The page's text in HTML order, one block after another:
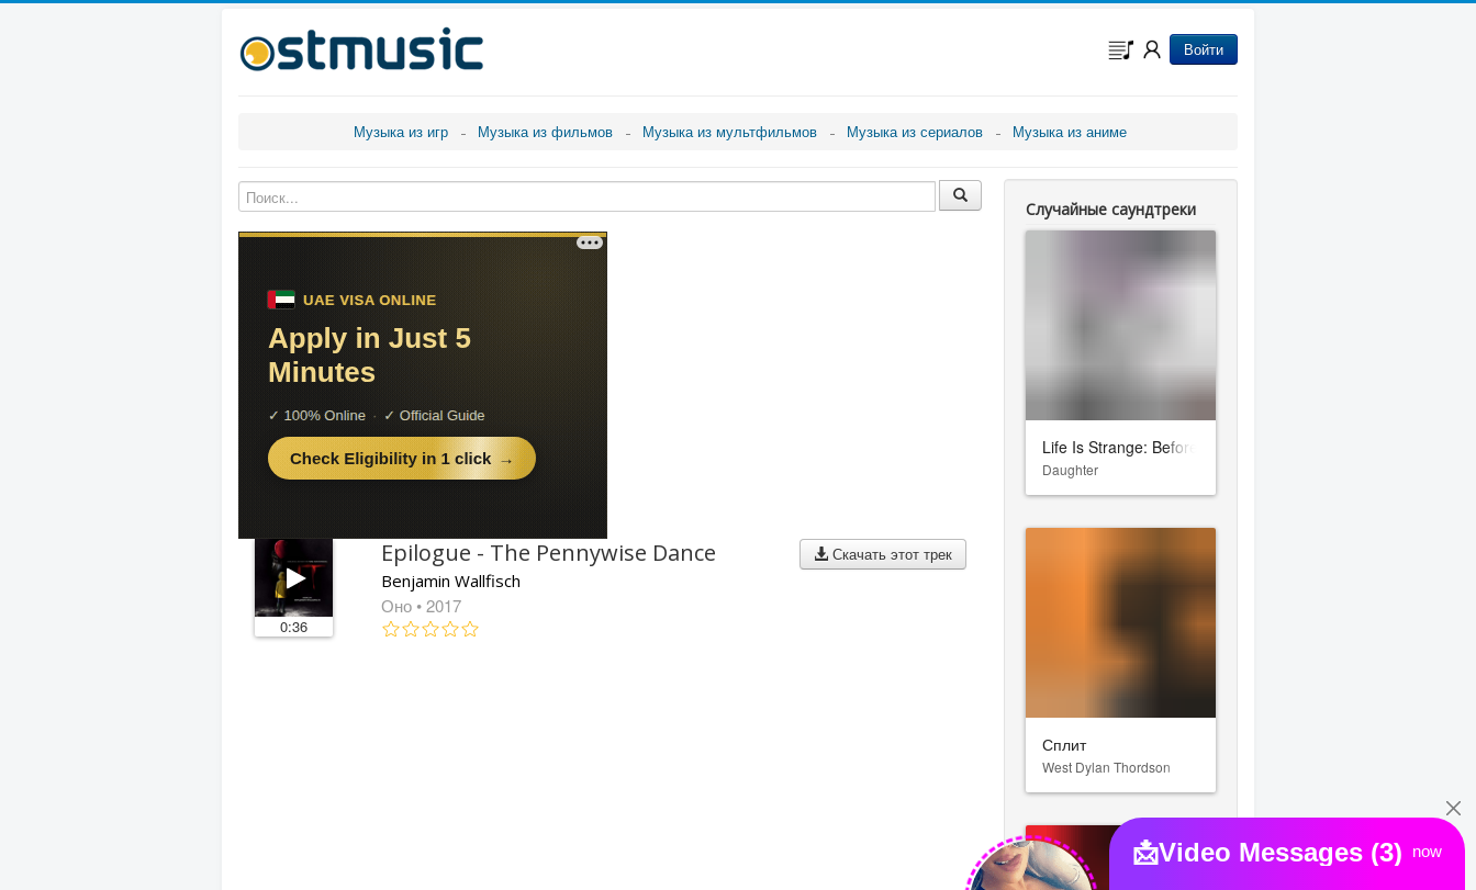
Войти
Музыка из игр Музыка из фильмов Музыка из мультфильмов Музыка из сериалов Музыка из аниме
0:36
Скачать этот трек
Epilogue - The Pennywise Dance
Benjamin Wallfisch
Оно • 2017
Случайные саундтреки
Life Is Strange: Before The Storm
Daughter
Сплит
West Dylan Thordson